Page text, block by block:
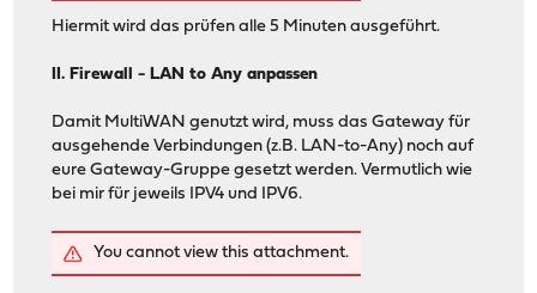
Hiermit wird das prüfen alle 5 Minuten ausgeführt.
II. Firewall - LAN to Any anpassen
Damit MultiWAN genutzt wird, muss das Gateway für
ausgehende Verbindungen (z.B. LAN-to-Any) noch auf
eure Gateway-Gruppe gesetzt werden. Vermutlich wie
bei mir für jeweils IPV4 und IPV6.
You cannot view this attachment.